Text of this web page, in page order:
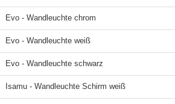
Evo - Wandleuchte chrom
Evo - Wandleuchte weiß
Evo - Wandleuchte schwarz
Isamu - Wandleuchte Schirm weiß